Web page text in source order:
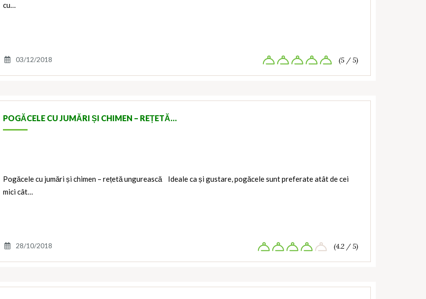
cu…
03/12/2018 (5 / 5)
POGĂCELE CU JUMĂRI ȘI CHIMEN – REȚETĂ…
Pogăcele cu jumări și chimen – rețetă ungurească Ideale ca și gustare, pogăcele sunt preferate atât de cei
mici cât…
28/10/2018 (4.2 / 5)